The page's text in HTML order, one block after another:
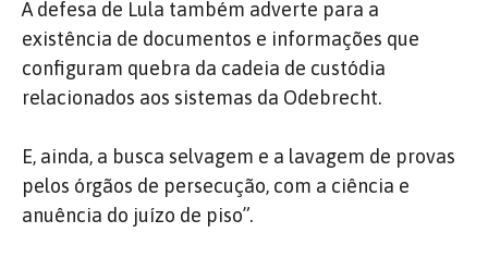
A defesa de Lula também adverte para a
existência de documentos e informações que
configuram quebra da cadeia de custódia
relacionados aos sistemas da Odebrecht.
E, ainda, a busca selvagem e a lavagem de provas
pelos órgãos de persecução, com a ciência e
anuência do juízo de piso”.